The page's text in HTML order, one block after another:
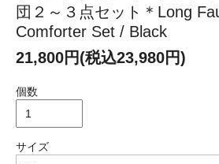
団２～３点セット＊Long
Comforter Set / Black
21,800円(税込23,980円)
個数
サイズ